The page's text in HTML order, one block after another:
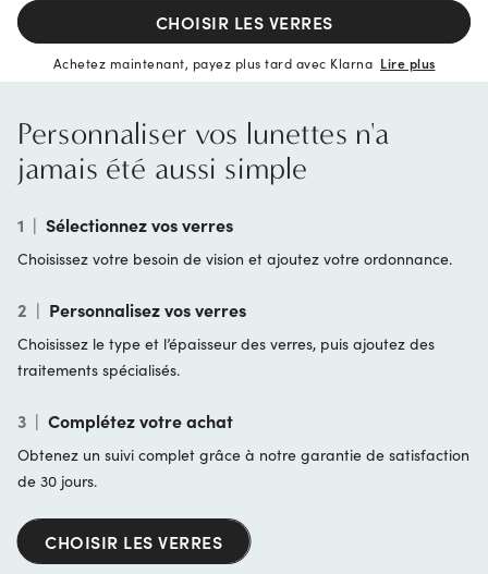
CHOISIR LES VERRES
Achetez maintenant, payez plus tard avec Klarna Lire plus
Personnaliser vos lunettes n'a
jamais été aussi simple
1 | Sélectionnez vos verres
Choisissez votre besoin de vision et ajoutez votre ordonnance.
2 | Personnalisez vos verres
Choisissez le type et l’épaisseur des verres, puis ajoutez des
traitements spécialisés.
3 | Complétez votre achat
Obtenez un suivi complet grâce à notre garantie de satisfaction
de 30 jours.
CHOISIR LES VERRES